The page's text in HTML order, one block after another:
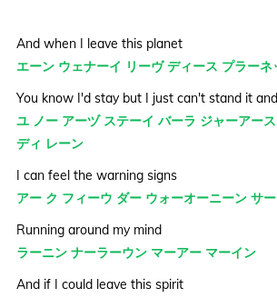
And when I leave this planet
エーン ウェナーイ リーヴ ディース プラーネ
You know I'd stay but I just can't stand it and
ユ ノー アーヅ ステーイ バーラ ジャーアー
ディ レーン
I can feel the warning signs
アー ク フィーウ ダー ウォーオーニーン サ
Running around my mind
ラーニン ナーラーウン マーアー マーイン
And if I could leave this spirit